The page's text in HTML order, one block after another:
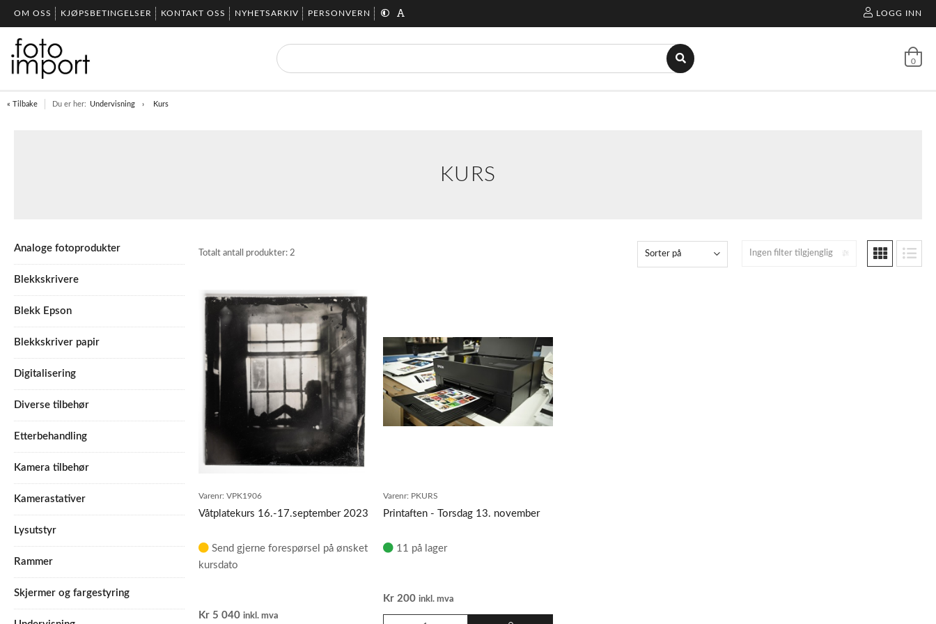
OM OSS KJØPSBETINGELSER KONTAKT OSS NYHETSARKIV PERSONVERN LOGG INN
0
« Tilbake Du er her: Undervisning Kurs
KURS
Analoge fotoprodukter
Blekkskrivere
Blekk Epson
Blekkskriver papir
Digitalisering
Diverse tilbehør
Etterbehandling
Kamera tilbehør
Kamerastativer
Lysutstyr
Rammer
Skjermer og fargestyring
Totalt antall produkter: 2 Ingen filter tilgjenglig
Sorter på
Varenr: VPK1906
Våtplatekurs 16.-17.september 2023
Send gjerne forespørsel på ønsket
kursdato
Kr 5 040 inkl. mva
Varenr: PKURS
Printaften - Torsdag 13. november
11 på lager
Kr 200 inkl. mva